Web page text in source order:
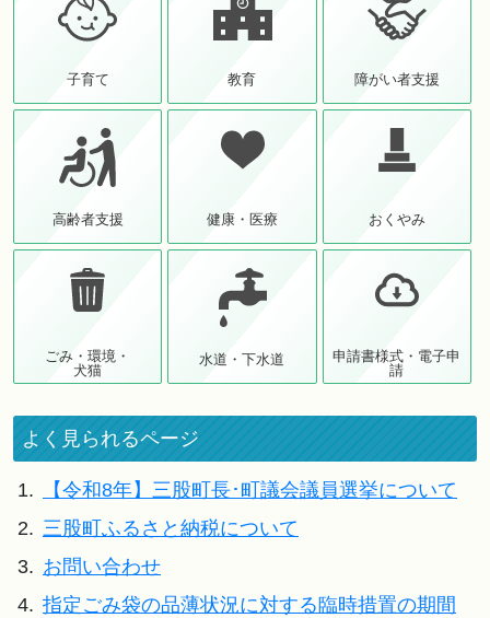
子育て 教育 障がい者支援
高齢者支援 健康・医療 おくやみ
ごみ・環境・
犬猫
水道・下水道
申請書様式・電子申
請
よく見られるページ
1.
【令和8年】三股町長･町議会議員選挙について
2. 三股町ふるさと納税について
3. お問い合わせ
4. 指定ごみ袋の品薄状況に対する臨時措置の期間